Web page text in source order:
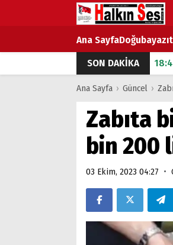
Ana Sayfa
SON DAKİKA
Ana Sayfa › Güncel ›
Zabıta
bin 200
03 Ekim, 2023 04:27 •